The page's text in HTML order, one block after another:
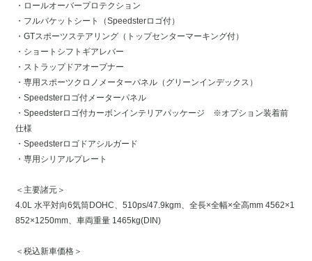
・ロールオーバープロテクション
・フルバケットシート（Speedsterロゴ付）
・GTスポーツステアリング（トップセンターマーキング付）
・ショートシフトギアレバー
・ストラップドアオープナー
・専用スポーツクロノメーターパネル（グリーンインデックス）
・Speedsterロゴ付メーターパネル
・Speedsterロゴ付カーボンインテリアパッケージ ※オプション装着前
仕様
・Speedsterロゴドアシルガード
・専用シリアルプレート
＜主要諸元＞
4.0L 水平対向6気筒DOHC、510ps/47.9kgm、全長×全幅×全高mm 4562×1
852×1250mm、車両重量 1465kg(DIN)
＜税込新車価格＞